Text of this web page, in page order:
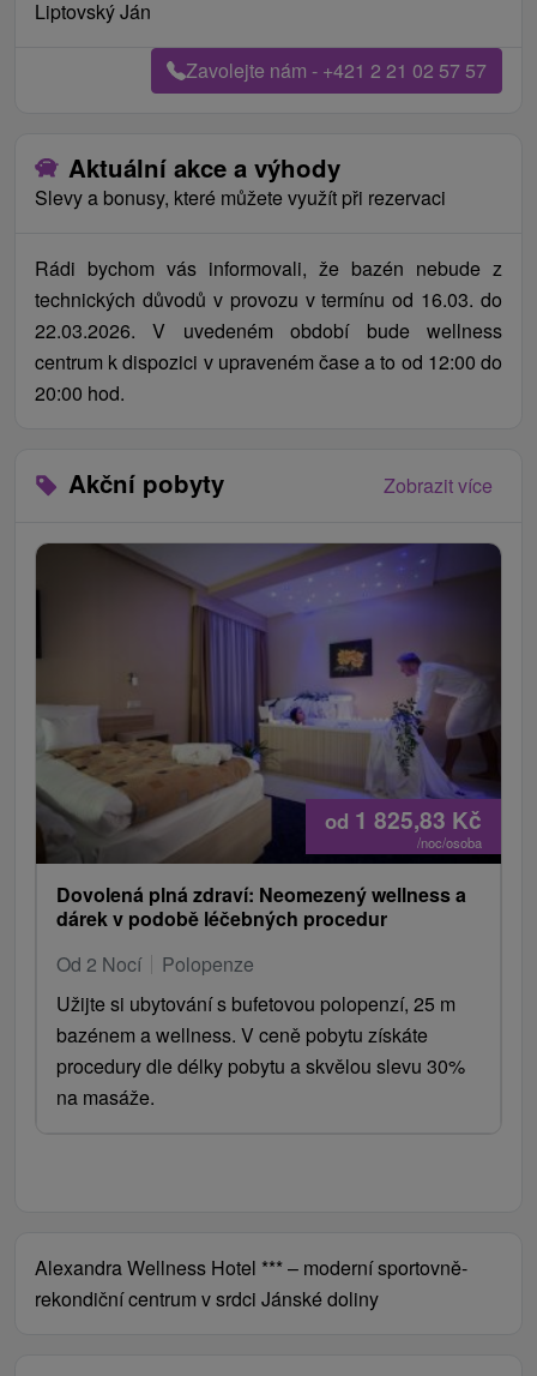
Liptovský Ján
Zavolejte nám - +421 2 21 02 57 57
Aktuální akce a výhody
Slevy a bonusy, které můžete využít při rezervaci
Rádi bychom vás informovali, že bazén nebude z
technických důvodů v provozu v termínu od 16.03. do
22.03.2026. V uvedeném období bude wellness
centrum k dispozici v upraveném čase a to od 12:00 do
20:00 hod.
Akční pobyty Zobrazit více
od 1 825,83 Kč
/noc/osoba
Dovolená plná zdraví: Neomezený wellness a
dárek v podobě léčebných procedur
Od 2 Nocí
Polopenze
Užijte si ubytování s bufetovou polopenzí, 25 m
bazénem a wellness. V ceně pobytu získáte
procedury dle délky pobytu a skvělou slevu 30%
na masáže.
Alexandra Wellness Hotel *** – moderní sportovně-
rekondiční centrum v srdci Jánské doliny